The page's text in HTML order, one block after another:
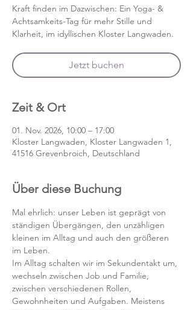
Kraft finden im Dazwischen: Ein Yoga- &
Achtsamkeits-Tag für mehr Stille und
Klarheit, im idyllischen Kloster Langwaden.
Jetzt buchen
Zeit & Ort
01. Nov. 2026, 10:00 – 17:00
Kloster Langwaden, Kloster Langwaden 1,
41516 Grevenbroich, Deutschland
Über diese Buchung
Mal ehrlich: unser Leben ist geprägt von
ständigen Übergängen, den unzähligen
kleinen im Alltag und auch den größeren
im Leben.
Im Alltag schalten wir im Sekundentakt um,
wechseln zwischen Job und Familie,
zwischen verschiedenen Rollen,
Gewohnheiten und Aufgaben. Meistens